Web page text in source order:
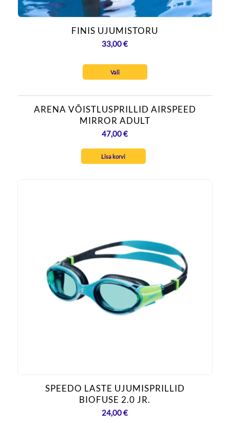
FINIS UJUMISTORU
33,00€
Vali
ARENA VÕISTLUSPRILLID AIRSPEED
MIRROR ADULT
47,00€
Lisa korvi
SPEEDO LASTE UJUMISPRILLID
BIOFUSE 2.0 JR.
24,00€